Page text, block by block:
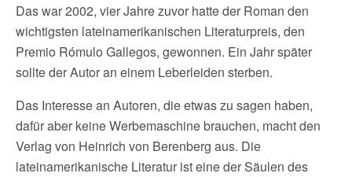
Das war 2002, vier Jahre zuvor hatte der Roman den
wichtigsten lateinamerikanischen Literaturpreis, den
Premio Rómulo Gallegos, gewonnen. Ein Jahr später
sollte der Autor an einem Leberleiden sterben.
Das Interesse an Autoren, die etwas zu sagen haben,
dafür aber keine Werbemaschine brauchen, macht den
Verlag von Heinrich von Berenberg aus. Die
lateinamerikanische Literatur ist eine der Säulen des